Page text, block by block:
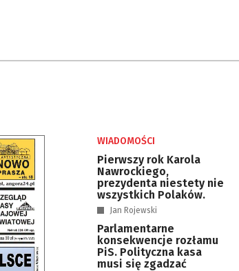
WIADOMOŚCI
Pierwszy rok Karola
Nawrockiego,
prezydenta niestety nie
wszystkich Polaków.
Jan Rojewski
Parlamentarne
konsekwencje rozłamu
PiS. Polityczna kasa
musi się zgadzać